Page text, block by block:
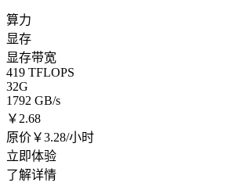
算力
显存
显存带宽
419 TFLOPS
32G
1792 GB/s
￥ 2.68
原价￥3.28/小时
立即体验
了解详情